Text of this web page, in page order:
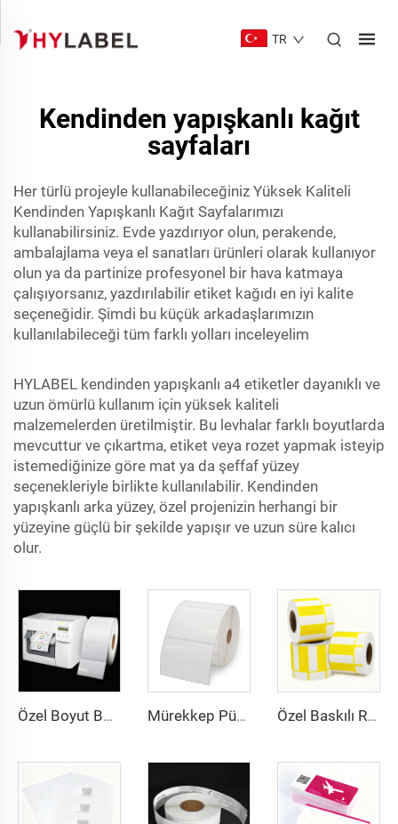
TR
Kendinden yapışkanlı kağıt
sayfaları
Her türlü projeyle kullanabileceğiniz Yüksek Kaliteli
Kendinden Yapışkanlı Kağıt Sayfalarımızı
kullanabilirsiniz. Evde yazdırıyor olun, perakende,
ambalajlama veya el sanatları ürünleri olarak kullanıyor
olun ya da partinize profesyonel bir hava katmaya
çalışıyorsanız, yazdırılabilir etiket kağıdı en iyi kalite
seçeneğidir. Şimdi bu küçük arkadaşlarımızın
kullanılabileceği tüm farklı yolları inceleyelim
HYLABEL kendinden yapışkanlı a4 etiketler dayanıklı ve
uzun ömürlü kullanım için yüksek kaliteli
malzemelerden üretilmiştir. Bu levhalar farklı boyutlarda
mevcuttur ve çıkartma, etiket veya rozet yapmak isteyip
istemediğinize göre mat ya da şeffaf yüzey
seçenekleriyle birlikte kullanılabilir. Kendinden
yapışkanlı arka yüzey, özel projenizin herhangi bir
yüzeyine güçlü bir şekilde yapışır ve uzun süre kalıcı
olur.
Özel Boyut Boş Sürekli Parlak Mat Sentetik Yapışkanlı Mürekkep Püskürtmeli Etiket Rulosu 102 mm 216 mm Mürekkep Püskürtmeli Sticker Mürekkep Püskürtmeli Baskı BOPP Film Beyaz BOPP Etiketler PP Sticker Sentetik Kağıt Dondurucu Etiket Sticker Özel Baskılı Renkli Barkod Fiyat Termal Etiket Fiyat Etiketi Termal Üst Karton Kağıt Süpermarket İçin